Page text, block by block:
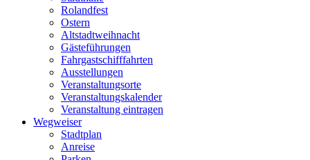
Rolandfest
Ostern
Altstadtweihnacht
Gästeführungen
Fahrgastschifffahrten
Ausstellungen
Veranstaltungsorte
Veranstaltungskalender
Veranstaltung eintragen
Wegweiser
Stadtplan
Anreise